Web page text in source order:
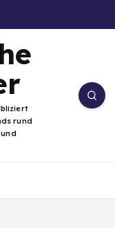
rund